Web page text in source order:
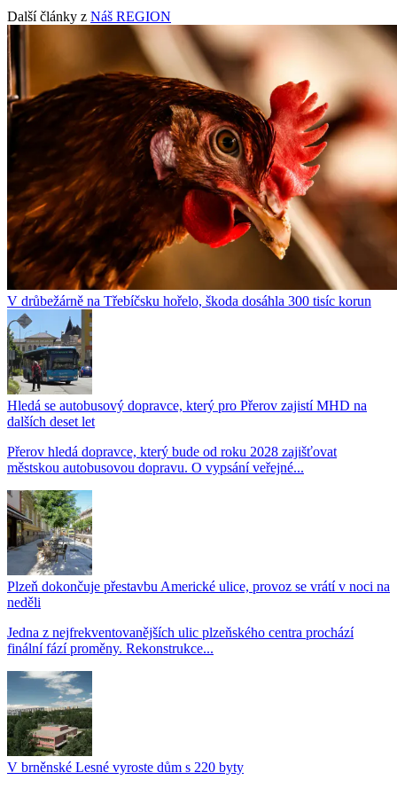
Další články z Náš REGION
V drůbežárně na Třebíčsku hořelo, škoda dosáhla 300 tisíc korun
Hledá se autobusový dopravce, který pro Přerov zajistí MHD na
dalších deset let
Přerov hledá dopravce, který bude od roku 2028 zajišťovat
městskou autobusovou dopravu. O vypsání veřejné...
Plzeň dokončuje přestavbu Americké ulice, provoz se vrátí v noci na
neděli
Jedna z nejfrekventovanějších ulic plzeňského centra prochází
finální fází proměny. Rekonstrukce...
V brněnské Lesné vyroste dům s 220 byty